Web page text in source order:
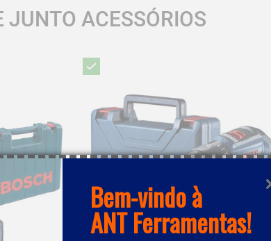
Bem-vindo à
ANT Ferramentas!
JUNTO ACESSÓRIOS